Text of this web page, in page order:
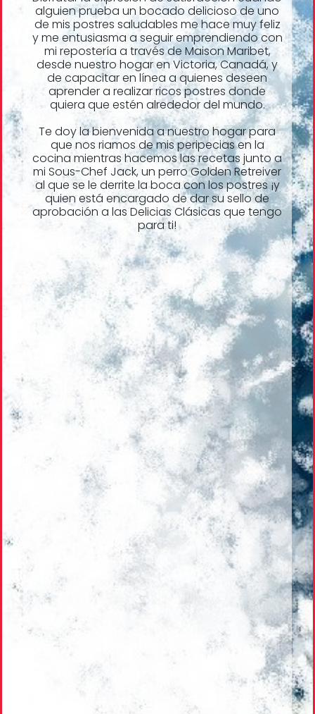
alguien prueba un bocado delicioso de uno
de mis postres saludables me hace muy feliz
y me entusiasma a seguir emprendiendo con
mi repostería a través de Maison Maribet,
desde nuestro hogar en Victoria, Canadá, y
de capacitar en línea a quienes deseen
aprender a realizar ricos postres donde
quiera que estén alrededor del mundo.
Te doy la bienvenida a nuestro hogar para
que nos riamos de mis peripecias en la
cocina mientras hacemos las recetas junto a
mi Sous-Chef Jack, un perro Golden Retreiver
al que se le derrite la boca con los postres ¡y
quien está encargado de dar su sello de
aprobación a las Delicias Clásicas que tengo
para ti!